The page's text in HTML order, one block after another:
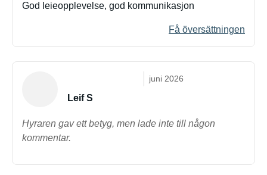
God leieopplevelse, god kommunikasjon
Få översättningen
juni 2026
Leif S
Hyraren gav ett betyg, men lade inte till någon
kommentar.